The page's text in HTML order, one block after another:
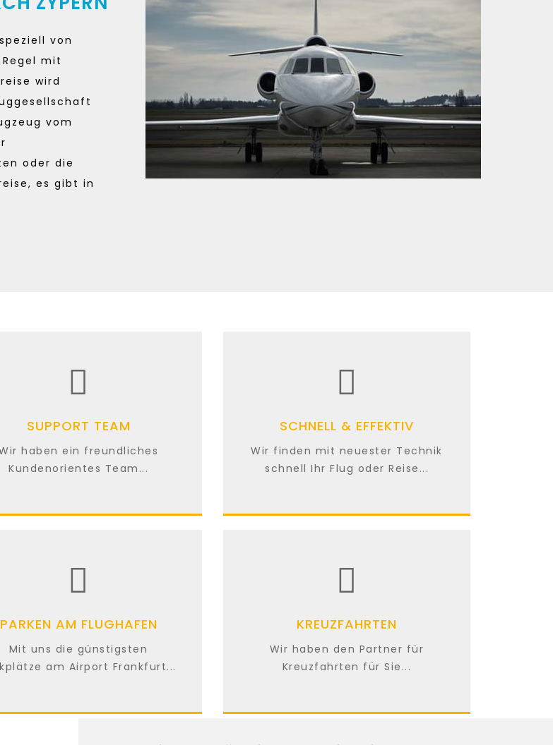
von
mit
wird
vom
oder die
es gibt in
SUPPORT TEAM
haben ein freundliches
Kundenorientes Team...
SCHNELL & EFFEKTIV
Wir finden mit neuester Technik
schnell Ihr Flug oder Reise...
PARKEN AM FLUGHAFEN
Mit uns die günstigsten
am Airport Frankfurt...
KREUZFAHRTEN
Wir haben den Partner für
Kreuzfahrten für Sie...